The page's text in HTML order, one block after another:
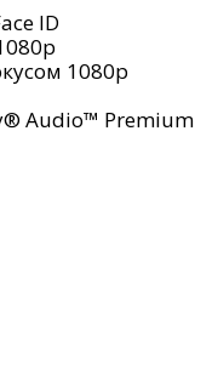
ID
1080p
Audio™ Premium